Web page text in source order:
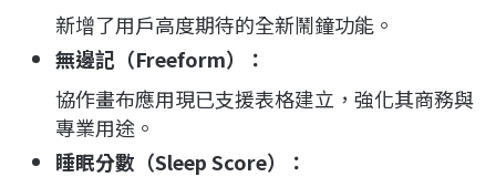
新增了用戶高度期待的全新鬧鐘功能。
無邊記（Freeform）
：
協作畫布應用現已支援表格建立，強化其商務與
專業用途。
睡眠分數（Sleep Score）
：